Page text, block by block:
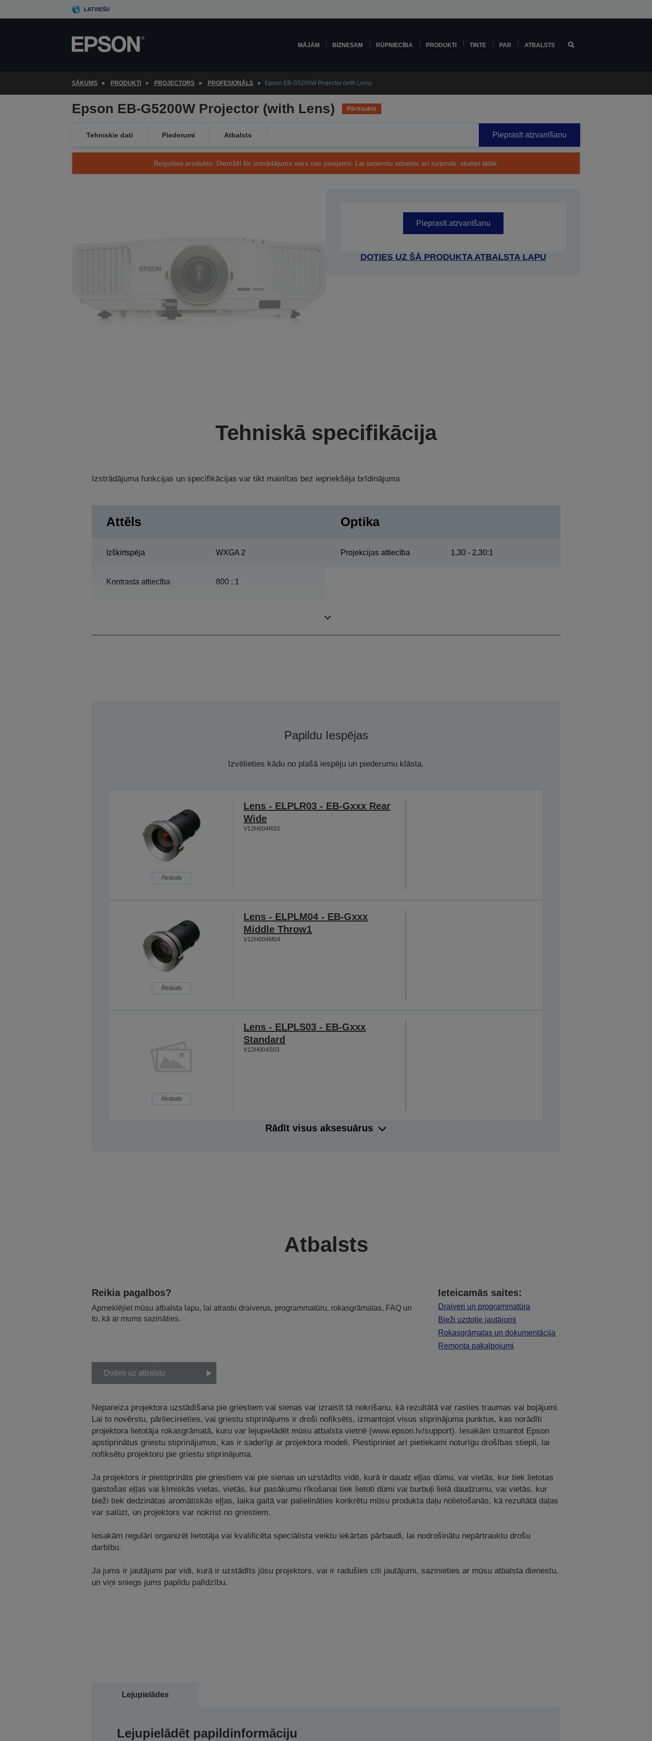
to
LATVIEŠU
MĀJĀM BIZNESAM RŪPNIECĪBA PRODUKTI TINTE PAR ATBALSTS
SĀKUMS PRODUKTI PROJECTORS PROFESIONĀLS Epson EB-G5200W Projector (with Lens)
Epson EB-G5200W Projector (with Lens) Pārtraukts
Tehniskie dati Piederumi Atbalsts Pieprasīt atzvanīšanu
Beigušies produkts- Diemžēl šis izstrādājums vairs nav pieejams. Lai saņemtu atbalstu arī turpmāk, skatiet tālāk.
Pieprasīt atzvanīšanu
DOTIES UZ ŠĀ PRODUKTA ATBALSTA LAPU
Tehniskā specifikācija
Izstrādājuma funkcijas un specifikācijas var tikt mainītas bez iepriekšēja brīdinājuma
Attēls
Izšķirtspēja WXGA 2
Kontrasta attiecība 800 : 1
Optika
Projekcijas attiecība 1,30 - 2,30:1
Papildu Iespējas
Izvēlieties kādu no plašā iespēju un piederumu klāsta.
Ātrskats
Lens - ELPLR03 - EB-Gxxx Rear
Wide
V12H004R03
Ātrskats
Lens - ELPLM04 - EB-Gxxx
Middle Throw1
V12H004M04
Ātrskats
Lens - ELPLS03 - EB-Gxxx
Standard
V12H004S03
Rādīt visus aksesuārus
Atbalsts
Reikia pagalbos?
Apmeklējiet mūsu atbalsta lapu, lai atrastu draiverus, programmatūru, rokasgrāmatas, FAQ un
to, kā ar mums sazināties.
Ieteicamās saites:
Draiveri un programmatūra
Bieži uzdotie jautājumi
Rokasgrāmatas un dokumentācija
Remonta pakalpojumi
Doties uz atbalstu
Nepareiza projektora uzstādīšana pie griestiem vai sienas var izraisīt tā nokrišanu, kā rezultātā var rasties traumas vai bojājumi.
Lai to novērstu, pārliecinieties, vai griestu stiprinājums ir droši nofiksēts, izmantojot visus stiprinājuma punktus, kas norādīti
projektora lietotāja rokasgrāmatā, kuru var lejupielādēt mūsu atbalsta vietnē (www.epson.lv/support). Iesakām izmantot Epson
apstiprinātus griestu stiprinājumus, kas ir saderīgi ar projektora modeli. Piestipriniet arī pietiekami noturīgu drošības stiepli, lai
nofiksētu projektoru pie griestu stiprinājuma.
Ja projektors ir piestiprināts pie griestiem vai pie sienas un uzstādīts vidē, kurā ir daudz eļļas dūmu, vai vietās, kur tiek lietotas
gaistošas eļļas vai ķīmiskās vielas, vietās, kur pasākumu rīkošanai tiek lietoti dūmi vai burbuļi lielā daudzumu, vai vietās, kur
bieži tiek dedzinātas aromātiskās eļļas, laika gaitā var palielināties konkrētu mūsu produkta daļu nolietošanās, kā rezultātā daļas
var salūzt, un projektors var nokrist no griestiem.
Iesakām regulāri organizēt lietotāja vai kvalificēta speciālista veiktu iekārtas pārbaudi, lai nodrošinātu nepārtrauktu drošu
darbību.
Ja jums ir jautājumi par vidi, kurā ir uzstādīts jūsu projektors, vai ir radušies citi jautājumi, sazinieties ar mūsu atbalsta dienestu,
un viņi sniegs jums papildu palīdzību.
Lejupielādes
Lejupielādēt papildinformāciju